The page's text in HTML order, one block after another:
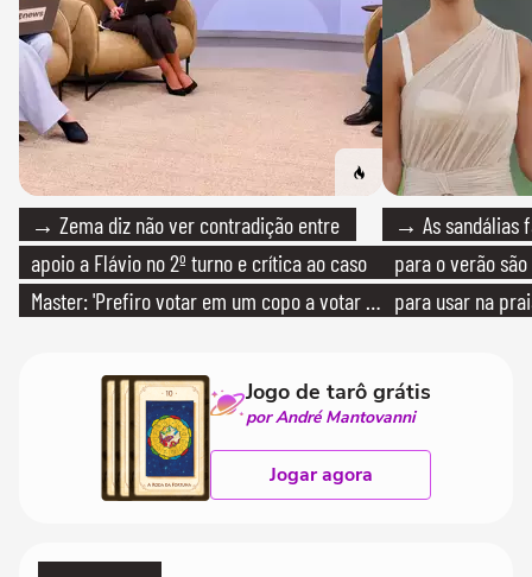
→ Zema diz não ver contradição entre
apoio a Flávio no 2º turno e crítica ao caso
Master: 'Prefiro votar em um copo a votar no
→ As sandálias
para o verão
para usar na
Jogo de tarô grátis
por André Mantovanni
Jogar agora